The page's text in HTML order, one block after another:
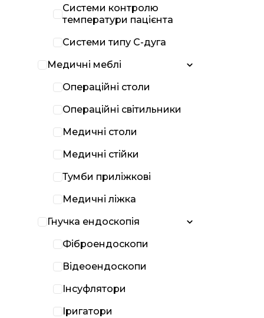
Системи контролю
температури пацієнта
Системи типу С-дуга
Медичні меблі
Операційні столи
Операційні світильники
Медичні столи
Медичні стійки
Тумби приліжкові
Медичні ліжка
Гнучка ендоскопія
Фіброендоскопи
Відеоендоскопи
Інсуфлятори
Іригатори